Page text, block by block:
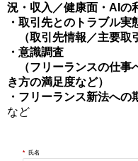
況・収入／健康面・AIの
・取引先とのトラブル実
（取引先情報／主要取
・意識調査
（フリーランスの仕事
き方の満足度など）
・フリーランス新法への
など
* 氏名